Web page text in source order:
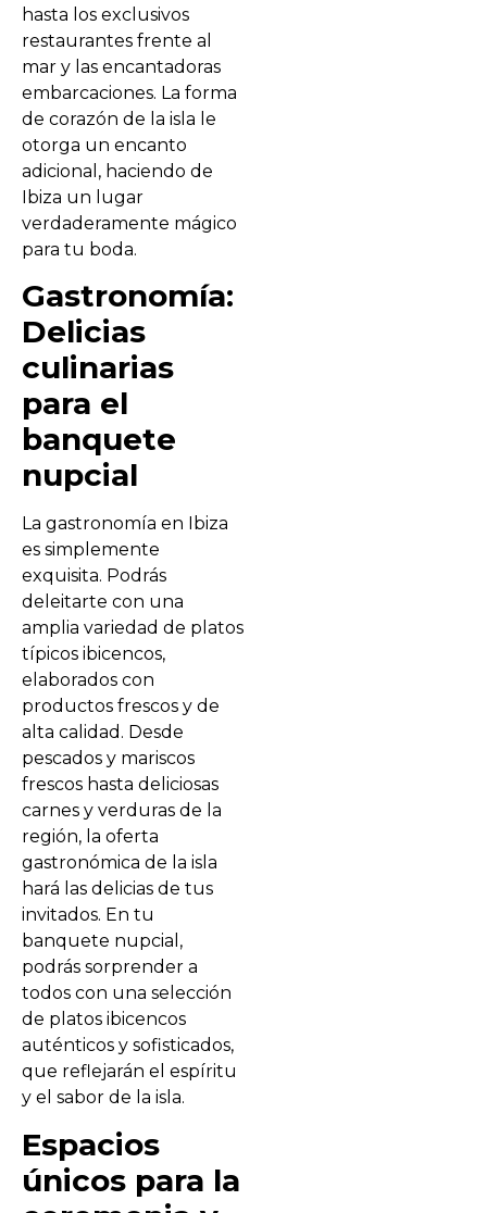
hasta los exclusivos
restaurantes frente al
mar y las encantadoras
embarcaciones. La forma
de corazón de la isla le
otorga un encanto
adicional, haciendo de
Ibiza un lugar
verdaderamente mágico
para tu boda.
Gastronomía:
Delicias
culinarias
para el
banquete
nupcial
La gastronomía en Ibiza
es simplemente
exquisita. Podrás
deleitarte con una
amplia variedad de platos
típicos ibicencos,
elaborados con
productos frescos y de
alta calidad. Desde
pescados y mariscos
frescos hasta deliciosas
carnes y verduras de la
región, la oferta
gastronómica de la isla
hará las delicias de tus
invitados. En tu
banquete nupcial,
podrás sorprender a
todos con una selección
de platos ibicencos
auténticos y sofisticados,
que reflejarán el espíritu
y el sabor de la isla.
Espacios
únicos para la